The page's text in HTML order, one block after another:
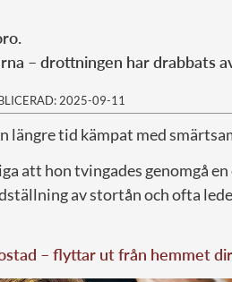
– drottningen har drabbats
2025-09-11
längre tid kämpat med
att hon tvingades genomgå
av stortån och ofta
– flyttar ut från hemmet